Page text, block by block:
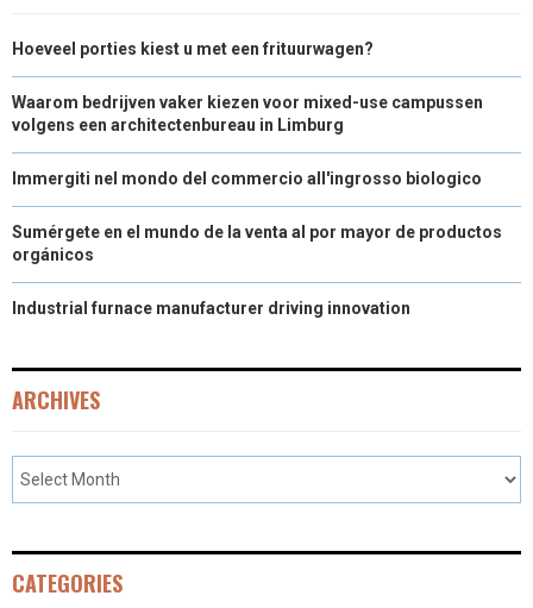
Hoeveel porties kiest u met een frituurwagen?
Waarom bedrijven vaker kiezen voor mixed-use campussen
volgens een architectenbureau in Limburg
Immergiti nel mondo del commercio all'ingrosso biologico
Sumérgete en el mundo de la venta al por mayor de productos
orgánicos
Industrial furnace manufacturer driving innovation
ARCHIVES
CATEGORIES